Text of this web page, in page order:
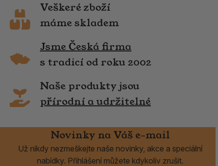
Veškeré zboží
máme skladem
Jsme Česká firma
s tradicí od roku 2002
Naše produkty jsou
přírodní a udržitelné
Novinky na Váš e-mail
Už nikdy nezmeškejte naše novinky, akce a speciální
nabídky. Přihlášení můžete kdykoliv zrušit.